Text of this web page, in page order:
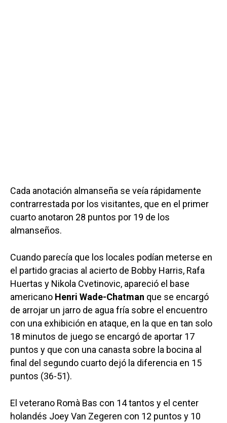
Cada anotación almanseña se veía rápidamente
contrarrestada por los visitantes, que en el primer
cuarto anotaron 28 puntos por 19 de los
almanseños.
Cuando parecía que los locales podían meterse en
el partido gracias al acierto de Bobby Harris, Rafa
Huertas y Nikola Cvetinovic, apareció el base
americano Henri Wade-Chatman que se encargó
de arrojar un jarro de agua fría sobre el encuentro
con una exhibición en ataque, en la que en tan solo
18 minutos de juego se encargó de aportar 17
puntos y que con una canasta sobre la bocina al
final del segundo cuarto dejó la diferencia en 15
puntos (36-51).
El veterano Romà Bas con 14 tantos y el center
holandés Joey Van Zegeren con 12 puntos y 10